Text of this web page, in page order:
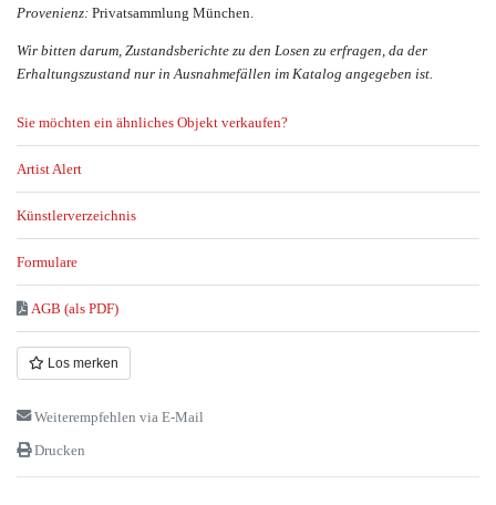
Provenienz: Privatsammlung München.
Wir bitten darum, Zustandsberichte zu den Losen zu erfragen, da der
Erhaltungszustand nur in Ausnahmefällen im Katalog angegeben ist.
Sie möchten ein ähnliches Objekt verkaufen?
Artist Alert
Künstlerverzeichnis
Formulare
AGB (als PDF)
Los merken
Weiterempfehlen via E-Mail
Drucken